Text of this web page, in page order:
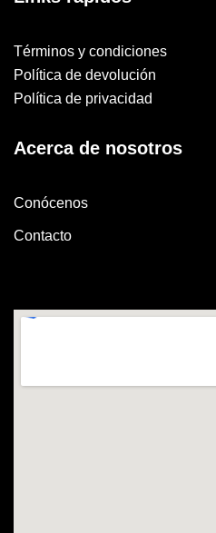
Términos y condiciones
Política de devolución
Política de privacidad
Acerca de nosotros
Conócenos
Contacto